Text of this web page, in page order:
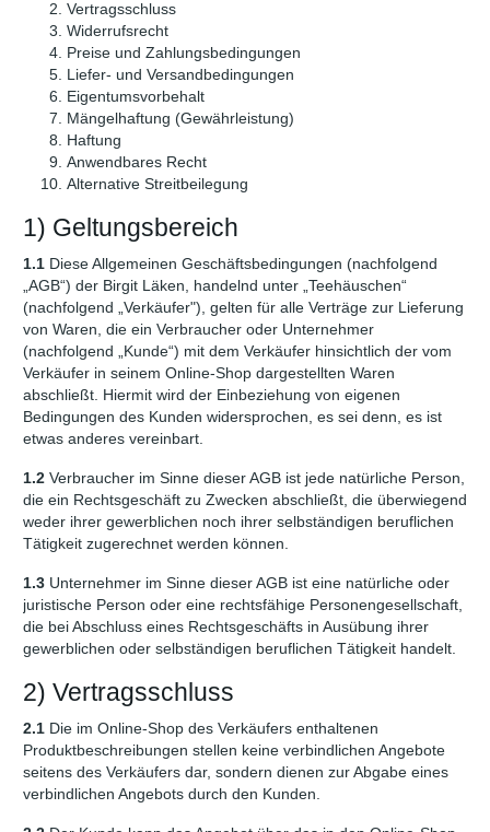
Vertragsschluss
Widerrufsrecht
Preise und Zahlungsbedingungen
Liefer- und Versandbedingungen
Eigentumsvorbehalt
Mängelhaftung (Gewährleistung)
Haftung
Anwendbares Recht
Alternative Streitbeilegung
1) Geltungsbereich
1.1 Diese Allgemeinen Geschäftsbedingungen (nachfolgend
„AGB“) der Birgit Läken, handelnd unter „Teehäuschen“
(nachfolgend „Verkäufer"), gelten für alle Verträge zur Lieferung
von Waren, die ein Verbraucher oder Unternehmer
(nachfolgend „Kunde“) mit dem Verkäufer hinsichtlich der vom
Verkäufer in seinem Online-Shop dargestellten Waren
abschließt. Hiermit wird der Einbeziehung von eigenen
Bedingungen des Kunden widersprochen, es sei denn, es ist
etwas anderes vereinbart.
1.2 Verbraucher im Sinne dieser AGB ist jede natürliche Person,
die ein Rechtsgeschäft zu Zwecken abschließt, die überwiegend
weder ihrer gewerblichen noch ihrer selbständigen beruflichen
Tätigkeit zugerechnet werden können.
1.3 Unternehmer im Sinne dieser AGB ist eine natürliche oder
juristische Person oder eine rechtsfähige Personengesellschaft,
die bei Abschluss eines Rechtsgeschäfts in Ausübung ihrer
gewerblichen oder selbständigen beruflichen Tätigkeit handelt.
2) Vertragsschluss
2.1 Die im Online-Shop des Verkäufers enthaltenen
Produktbeschreibungen stellen keine verbindlichen Angebote
seitens des Verkäufers dar, sondern dienen zur Abgabe eines
verbindlichen Angebots durch den Kunden.